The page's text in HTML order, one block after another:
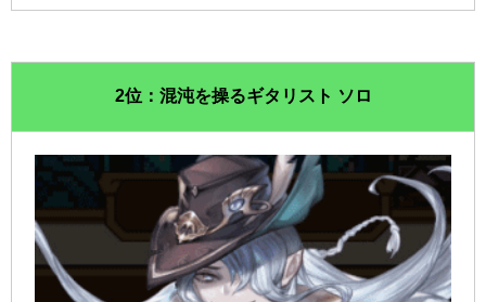
2位：混沌を操るギタリスト ソロ